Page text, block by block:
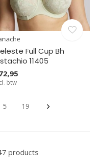
Full Cup Bh
11405
btw
5 19
products